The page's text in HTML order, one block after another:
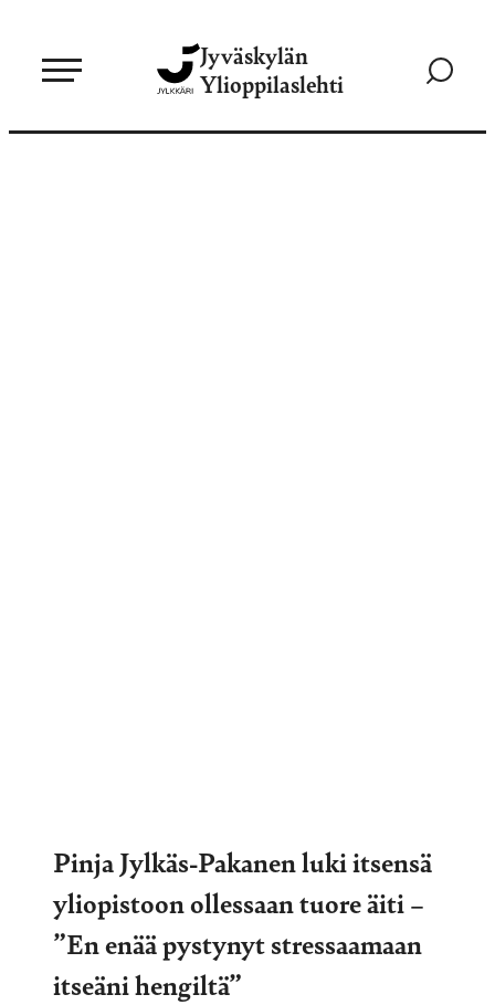
sisältöön
Jyväskylän
Ylioppilaslehti
Siirry
Pinja Jylkäs-Pakanen luki itsensä
yliopistoon ollessaan tuore äiti –
”En enää pystynyt stressaamaan
itseäni hengiltä”